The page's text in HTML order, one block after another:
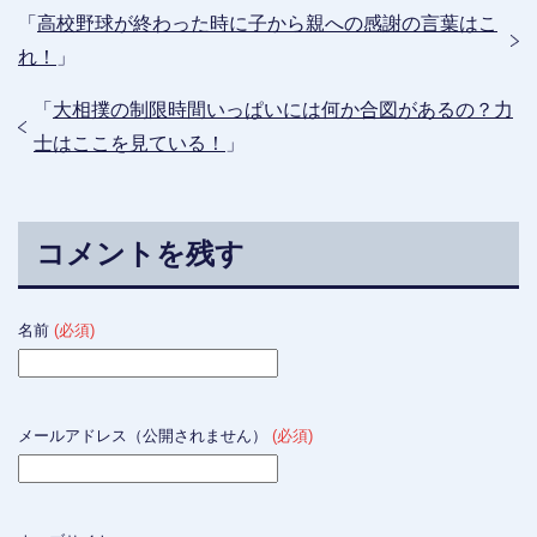
「 高校野球が終わった時に子から親への感謝の言葉はこ
れ！
」
「 大相撲の制限時間いっぱいには何か合図があるの？力
士はここを見ている！
」
コメントを残す
名前 (必須)
メールアドレス（公開されません） (必須)